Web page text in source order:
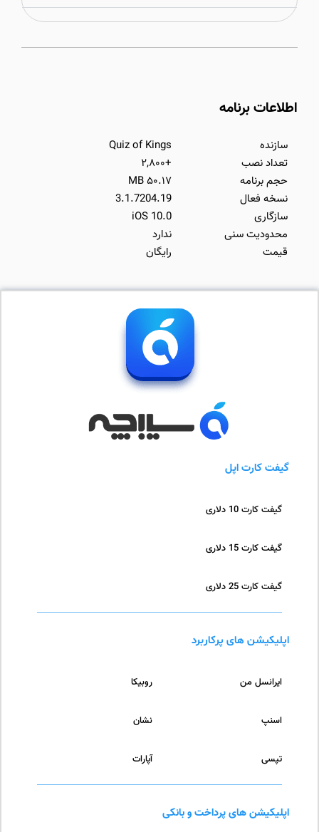
اطلاعات برنامه
Quiz of Kings
+۲,۸۰۰
۵۰.۱۷ MB
3.1.7204.19
iOS 10.0
ندارد
رایگان
سازنده
تعداد نصب
حجم برنامه
نسخه فعال
سازگاری
محدودیت سنی
قیمت
گیفت کارت اپل
گیفت کارت 10 دلاری
گیفت کارت 15 دلاری
گیفت کارت 25 دلاری
اپلیکیشن های پرکاربرد
روبیکا ایرانسل من
نشان اسنپ
آپارات تپسی
اپلیکیشن های پرداخت و بانکی